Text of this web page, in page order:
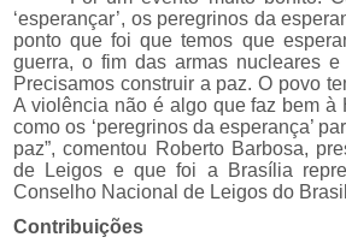
‘esperançar’, os peregrinos da
ponto que foi que temos que
guerra, o fim das armas nucleares e
Precisamos construir a paz. O povo
A violência não é algo que faz bem à
como os ‘peregrinos da esperança’
paz”, comentou Roberto Barbosa,
de Leigos e que foi a Brasília
Conselho Nacional de Leigos do
Contribuições